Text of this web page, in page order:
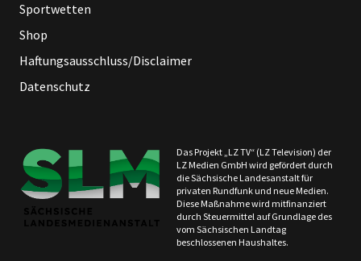
Sportwetten
Shop
Haftungsausschluss/Disclaimer
Datenschutz
Das Projekt „LZ TV“ (LZ Television) der
LZ Medien GmbH wird gefördert durch
die Sächsische Landesanstalt für
privaten Rundfunk und neue Medien.
Diese Maßnahme wird mitfinanziert
durch Steuermittel auf Grundlage des
vom Sächsischen Landtag
beschlossenen Haushaltes.